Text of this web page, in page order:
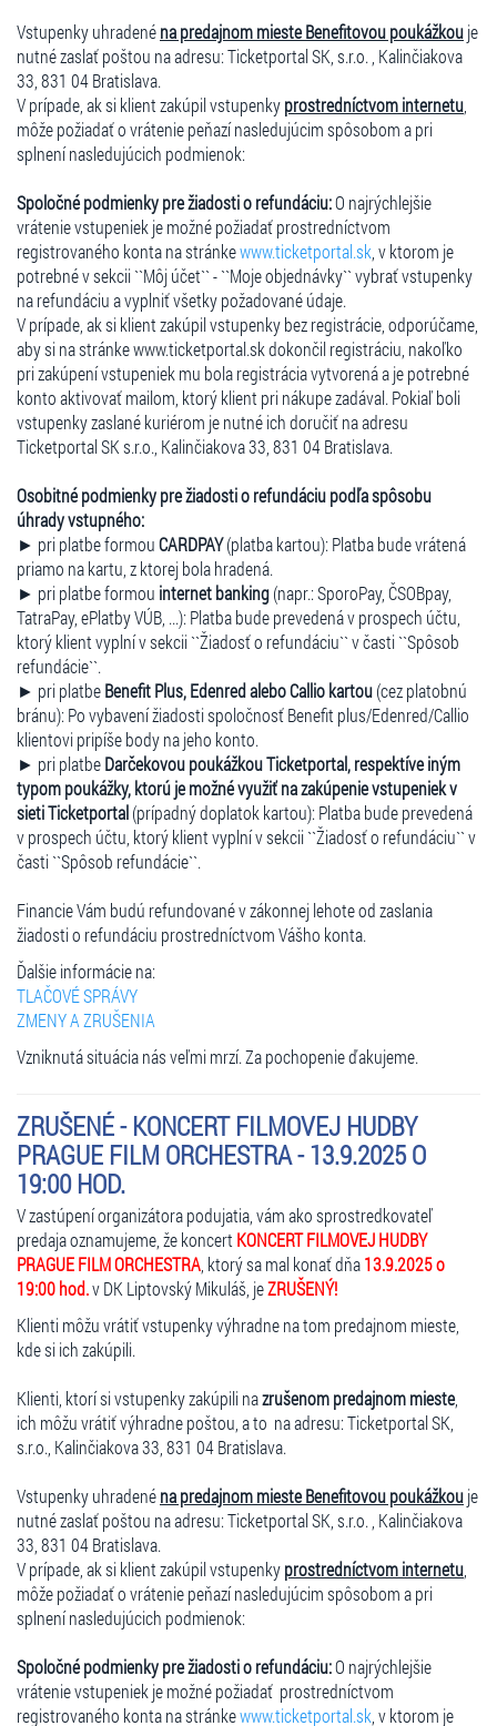
Vstupenky uhradenéna predajnom mieste Benefitovou poukážkouje
nutné zaslať poštou na adresu: Ticketportal SK, s.r.o. , Kalinčiakova
33, 831 04 Bratislava.
V prípade, ak si klient zakúpil vstupenkyprostredníctvom internetu
môže požiadať o vrátenie peňazí nasledujúcim spôsobom a pri
splnení nasledujúcich podmienok:
Spoločné podmienky pre žiadosti o refundáciu:O najrýchlejšie
vrátenie vstupeniek je možné požiadať prostredníctvom
registrovaného konta na stránkewww.ticketportal.sk , v ktorom je
potrebné v sekcii ``Môj účet`` - ``Moje objednávky`` vybrať vstupenky
na refundáciu a vyplniť všetky požadované údaje.
V prípade, ak si klient zakúpil vstupenky bez registrácie, odporúčame,
aby si na stránke www.ticketportal.sk dokončil registráciu, nakoľko
pri zakúpení vstupeniek mu bola registrácia vytvorená a je potrebné
konto aktivovať mailom, ktorý klient pri nákupe zadával. Pokiaľ boli
vstupenky zaslané kuriérom je nutné ich doručiť na adresu
Ticketportal SK s.r.o., Kalinčiakova 33, 831 04 Bratislava.
Osobitné podmienky pre žiadosti o refundáciu podľa spôsobu
úhrady vstupného:
► pri platbe formouCARDPAY(platba kartou): Platba bude vrátená
priamo na kartu, z ktorej bola hradená.
► pri platbe formou internet banking(napr.: SporoPay, ČSOBpay,
TatraPay, ePlatby VÚB, ...): Platba bude prevedená v prospech účtu,
ktorý klient vyplní v sekcii ``Žiadosť o refundáciu`` v časti ``Spôsob
refundácie``.
► pri platbeBenefit Plus, Edenred alebo Callio kartou(cez platobnú
bránu): Po vybavení žiadosti spoločnosť Benefit plus/Edenred/Callio
klientovi pripíše body na jeho konto.
► pri platbeDarčekovou poukážkou Ticketportal, respektíve iným
typom poukážky, ktorú je možné využiť na zakúpenie vstupeniek v
sieti Ticketportal(prípadný doplatok kartou): Platba bude prevedená
v prospech účtu, ktorý klient vyplní v sekcii ``Žiadosť o refundáciu`` v
časti ``Spôsob refundácie``.
Financie Vám budú refundované v zákonnej lehote od zaslania
žiadosti o refundáciu prostredníctvom Vášho konta.
Ďalšie informácie na:
TLAČOVÉ SPRÁVY
ZMENY A ZRUŠENIA
Vzniknutá situácia nás veľmi mrzí. Za pochopenie ďakujeme.
ZRUŠENÉ - KONCERT FILMOVEJ HUDBY
PRAGUE FILM ORCHESTRA - 13.9.2025 O
19:00 HOD.
V zastúpení organizátora podujatia, vám ako sprostredkovateľ
predaja oznamujeme, že koncert KONCERT FILMOVEJ HUDBY
PRAGUE FILM ORCHESTRA , ktorý sa mal konať dňa13.9.2025 o
19:00 hod.v DK Liptovský Mikuláš, jeZRUŠENÝ!
Klienti môžu vrátiť vstupenky výhradne na tom predajnom mieste,
kde si ich zakúpili.
Klienti, ktorí si vstupenky zakúpili nazrušenom predajnom mieste,
ich môžu vrátiť výhradne poštou, a to na adresu: Ticketportal SK,
s.r.o., Kalinčiakova 33, 831 04 Bratislava.
Vstupenky uhradenéna predajnom mieste Benefitovou poukážkouje
nutné zaslať poštou na adresu: Ticketportal SK, s.r.o. , Kalinčiakova
33, 831 04 Bratislava.
V prípade, ak si klient zakúpil vstupenkyprostredníctvom internetu
môže požiadať o vrátenie peňazí nasledujúcim spôsobom a pri
splnení nasledujúcich podmienok:
Spoločné podmienky pre žiadosti o refundáciu:O najrýchlejšie
vrátenie vstupeniek je možné požiadať prostredníctvom
registrovaného konta na stránkewww.ticketportal.sk , v ktorom je